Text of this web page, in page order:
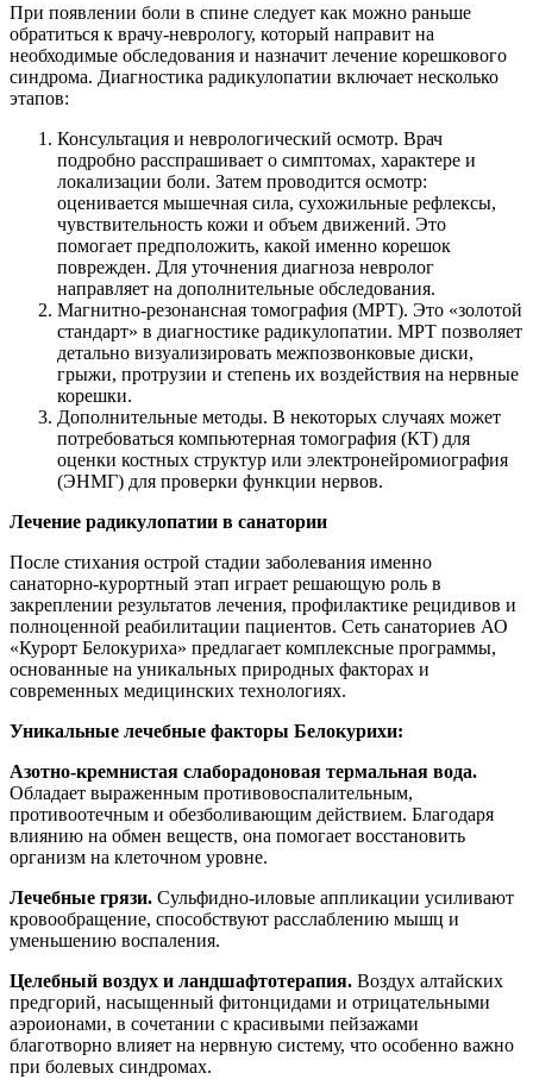
При появлении боли в спине следует как можно раньше
обратиться к врачу-неврологу, который направит на
необходимые обследования и назначит лечение корешкового
синдрома. Диагностика радикулопатии включает несколько
этапов:
Консультация и неврологический осмотр. Врач
подробно расспрашивает о симптомах, характере и
локализации боли. Затем проводится осмотр:
оценивается мышечная сила, сухожильные рефлексы,
чувствительность кожи и объем движений. Это
помогает предположить, какой именно корешок
поврежден. Для уточнения диагноза невролог
направляет на дополнительные обследования.
Магнитно-резонансная томография (МРТ). Это «золотой
стандарт» в диагностике радикулопатии. МРТ позволяет
детально визуализировать межпозвонковые диски,
грыжи, протрузии и степень их воздействия на нервные
корешки.
Дополнительные методы. В некоторых случаях может
потребоваться компьютерная томография (КТ) для
оценки костных структур или электронейромиография
(ЭНМГ) для проверки функции нервов.
Лечение радикулопатии в санатории
После стихания острой стадии заболевания именно
санаторно-курортный этап играет решающую роль в
закреплении результатов лечения, профилактике рецидивов и
полноценной реабилитации пациентов. Сеть санаториев АО
«Курорт Белокуриха» предлагает комплексные программы,
основанные на уникальных природных факторах и
современных медицинских технологиях.
Уникальные лечебные факторы Белокурихи:
Азотно-кремнистая слаборадоновая термальная вода.
Обладает выраженным противовоспалительным,
противоотечным и обезболивающим действием. Благодаря
влиянию на обмен веществ, она помогает восстановить
организм на клеточном уровне.
Лечебные грязи. Сульфидно-иловые аппликации усиливают
кровообращение, способствуют расслаблению мышц и
уменьшению воспаления.
Целебный воздух и ландшафтотерапия. Воздух алтайских
предгорий, насыщенный фитонцидами и отрицательными
аэроионами, в сочетании с красивыми пейзажами
благотворно влияет на нервную систему, что особенно важно
при болевых синдромах.